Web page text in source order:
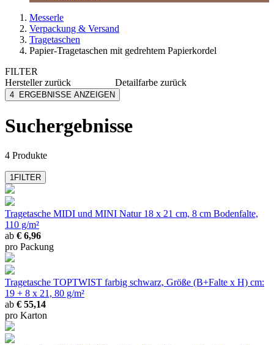
Messerle
Verpackung & Versand
Tragetaschen
Papier-Tragetaschen mit gedrehtem Papierkordel
FILTER
Herstellerzurück
Folia
Detailfarbe zurück
schwarz
4 ERGEBNISSE ANZEIGEN
Suchergebnisse
4 Produkte
1FILTER
Tragetasche MIDI und MINI Natur 18 x 21 cm, 8 cm Bodenfalte,
110 g/m²
ab € 6,96
pro Packung
Tragetasche TOPTWIST farbig schwarz, Größe (B+Falte x H) cm:
19 + 8 x 21, 80 g/m²
ab € 55,14
pro Karton